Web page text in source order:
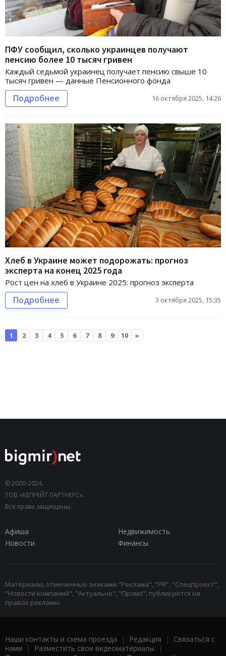
ПФУ сообщил, сколько украинцев получают
пенсию более 10 тысяч гривен
Каждый седьмой украинец получает пенсию свыше 10
тысяч гривен — данные Пенсионного фонда
Подробнее 16 октября 2025, 14:26
Хлеб в Украине может подорожать: прогноз
эксперта на конец 2025 года
Рост цен на хлеб в Украине 2025: прогноз эксперта
Подробнее 3 октября 2025, 15:35
1 2 3 4 5 6 7 8 9 10 »
© 2000-2024,
ТОВ «КЕПРЕЙТ ПАРТНЕРС».
Все права защищены.
Афиша
Недвижимость
Новости
Финансы
Материалы, отмеченные знаками "Реклама", "PR", "Спецпроект",
"Новости компаний", "Актуально", "Промо", публикуются на
правах рекламы.
Наши контакты и схема проезда | Редакция | Связаться с
нами | Разместить свои видеоматериалы |